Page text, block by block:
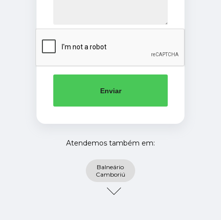
Enviar
Atendemos também em:
Balneário
Camboriú